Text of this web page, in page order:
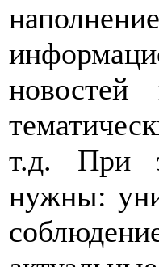
т.д. При
нужны: